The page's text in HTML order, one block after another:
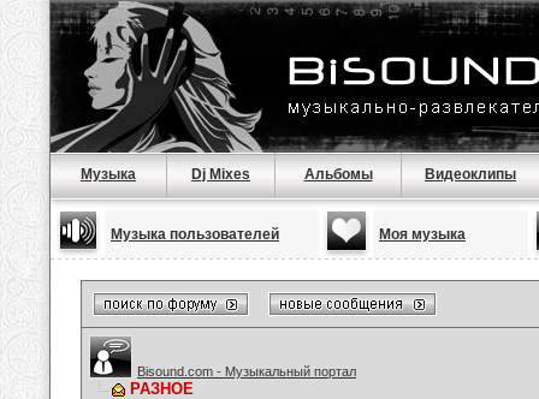
Музыка Dj Mixes Альбомы Видеоклипы
Музыка пользователей Моя музыка
Bisound.com - Музыкальный портал
РАЗНОЕ